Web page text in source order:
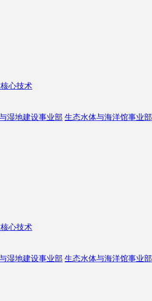
心技术
湿地建设事业部 生态水体与海洋馆事业部
心技术
湿地建设事业部 生态水体与海洋馆事业部